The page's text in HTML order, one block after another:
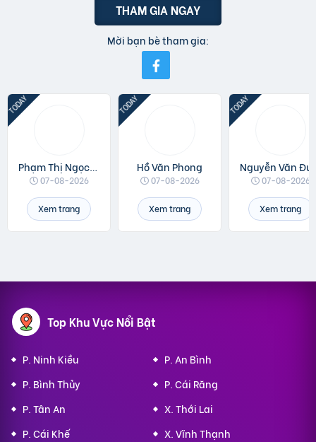
THAM GIA NGAY
Mời bạn bè tham gia:
Phạm Thị Ngọc Linh
07-08-2026
Xem trang
Hồ Văn Phong
07-08-2026
Xem trang
07-08-2026
Xem trang
Top Khu Vực Nổi Bật
P. Ninh Kiều
P. An Bình
P. Bình Thủy
P. Cái Răng
P. Tân An
X. Thới Lai
P. Cái Khế
X. Vĩnh Thạnh